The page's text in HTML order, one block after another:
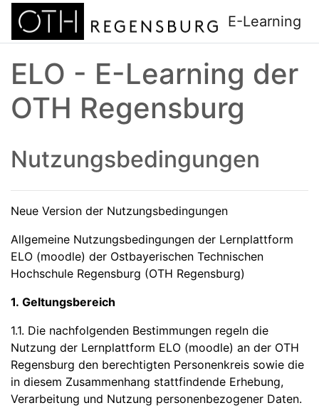
Zum Hauptinhalt
E-Learning
ELO - E-Learning der
OTH Regensburg
Nutzungsbedingungen
Neue Version der Nutzungsbedingungen
Allgemeine Nutzungsbedingungen der Lernplattform
ELO (moodle) der Ostbayerischen Technischen
Hochschule Regensburg (OTH Regensburg)
1. Geltungsbereich
1.1. Die nachfolgenden Bestimmungen regeln die
Nutzung der Lernplattform ELO (moodle) an der OTH
Regensburg den berechtigten Personenkreis sowie die
in diesem Zusammenhang stattfindende Erhebung,
Verarbeitung und Nutzung personenbezogener Daten.